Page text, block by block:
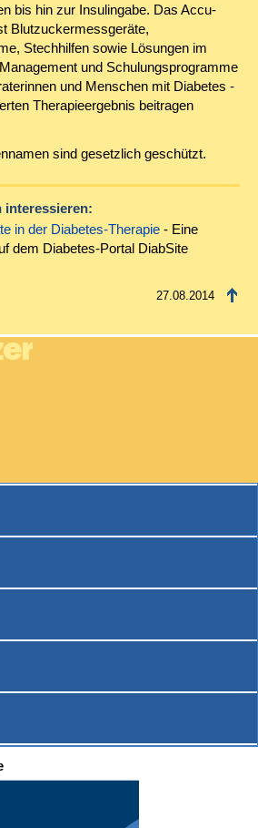
bis hin zur Insulingabe. Das Accu-
Blutzuckermessgeräte,
Stechhilfen sowie Lösungen im
und Schulungsprogramme
und Menschen mit Diabetes -
Therapieergebnis beitragen
sind gesetzlich geschützt.
interessieren:
in der Diabetes-Therapie- Eine
dem Diabetes-Portal DiabSite
27.08.2014